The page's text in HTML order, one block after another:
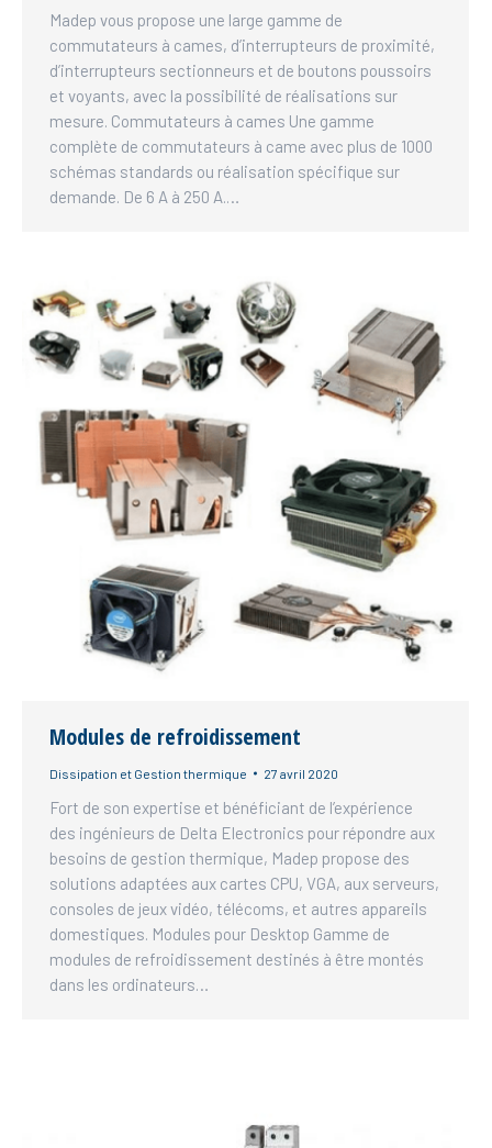
Madep vous propose une large gamme de
commutateurs à cames, d’interrupteurs de proximité,
d’interrupteurs sectionneurs et de boutons poussoirs
et voyants, avec la possibilité de réalisations sur
mesure. Commutateurs à cames Une gamme
complète de commutateurs à came avec plus de 1000
schémas standards ou réalisation spécifique sur
demande. De 6 A à 250 A.…
Modules de refroidissement
Dissipation et Gestion thermique 27 avril 2020
Fort de son expertise et bénéficiant de l’expérience
des ingénieurs de Delta Electronics pour répondre aux
besoins de gestion thermique, Madep propose des
solutions adaptées aux cartes CPU, VGA, aux serveurs,
consoles de jeux vidéo, télécoms, et autres appareils
domestiques. Modules pour Desktop Gamme de
modules de refroidissement destinés à être montés
dans les ordinateurs…